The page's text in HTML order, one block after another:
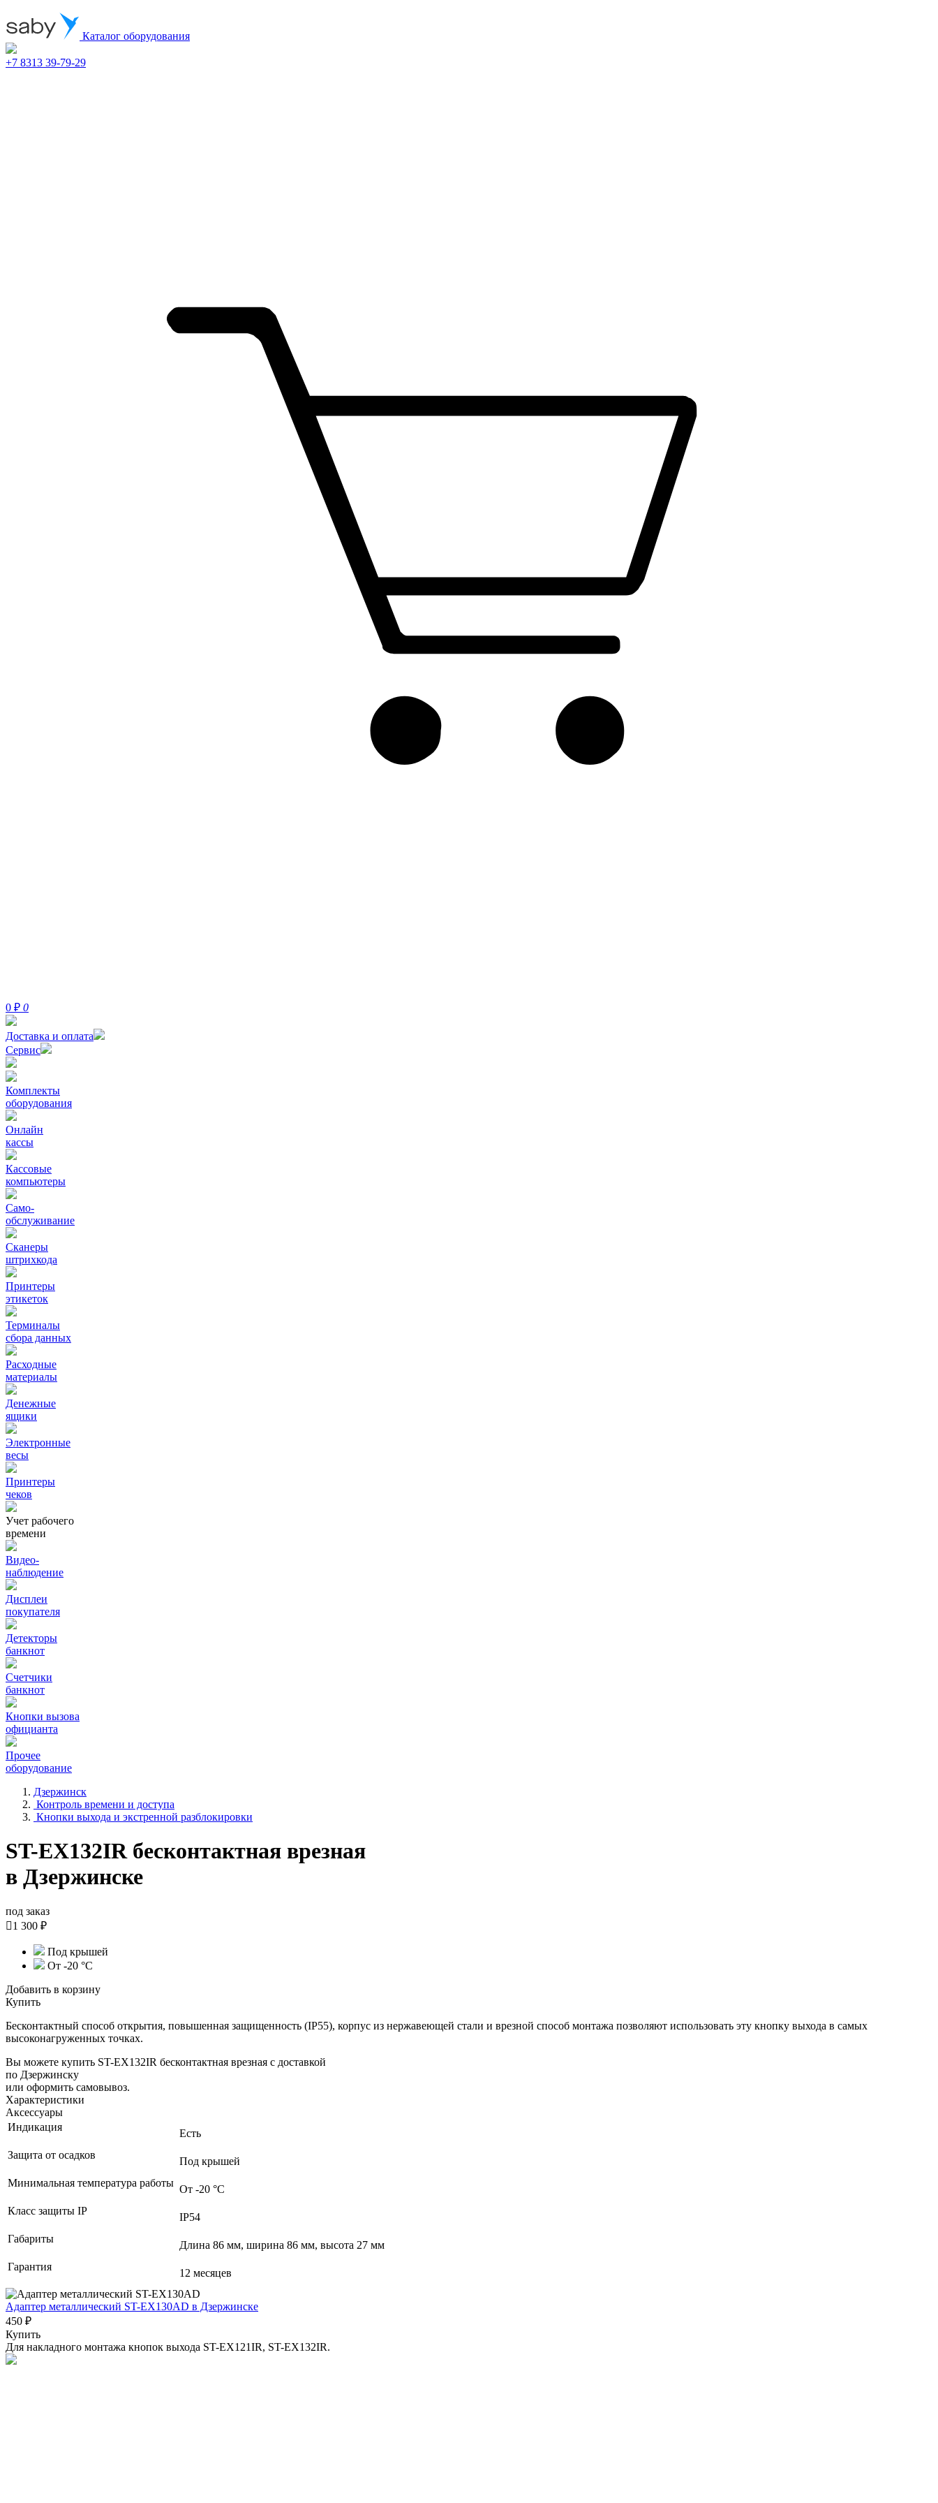
Каталог оборудования
+7 8313 39-79-29
0 ₽ 0
Доставка и оплата
Сервис
Комплекты
оборудования
Онлайн
кассы
Кассовые
компьютеры
Само-
обслуживание
Сканеры
штрихкода
Принтеры
этикеток
Терминалы
сбора данных
Расходные
материалы
Денежные
ящики
Электронные
весы
Принтеры
чеков
Учет рабочего
времени
Видео‑
наблюдение
Дисплеи
покупателя
Детекторы
банкнот
Счетчики
банкнот
Кнопки вызова
официанта
Прочее
оборудование
Дзержинск
Контроль времени и доступа
Кнопки выхода и экстренной разблокировки
ST-EX132IR бесконтактная врезная
в Дзержинске
под заказ
1 300 ₽
Под крышей
От -20 °С
Добавить в корзину
Купить
Бесконтактный способ открытия, повышенная защищенность (IP55), корпус из нержавеющей стали и врезной способ монтажа позволяют использовать эту кнопку выхода в самых
высоконагруженных точках.
Вы можете купить ST-EX132IR бесконтактная врезная с доставкой
по Дзержинску
или оформить самовывоз.
Характеристики
Аксессуары
Индикация
Есть
Защита от осадков
Под крышей
Минимальная температура работы
От -20 °С
Класс защиты IP
IP54
Габариты
Длина 86 мм, ширина 86 мм, высота 27 мм
Гарантия
12 месяцев
Адаптер металлический ST-EX130AD в Дзержинске
450 ₽
Купить
Для накладного монтажа кнопок выхода ST-EX121IR, ST-EX132IR.